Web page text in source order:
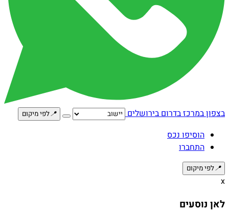
בצפוןבמרכזבדרוםבירושלים 📍לפי מיקום
הוסיפו נכס
התחברו
📍לפי מיקום
x
לאן נוסעים